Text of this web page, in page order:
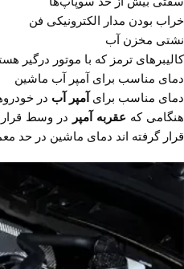
خراب بودن مدار الکترونیکی فن
نشتی مخزن آب
کالیبر‌های ترمز که با موتور درگیر
دمای مناسب برای آمپر آب ماشین
دمای مناسب برای آمپر آب در
هنگامی که عقربه آمپر در وسط قرار
قرار گرفته اند دمای ماشین در حد